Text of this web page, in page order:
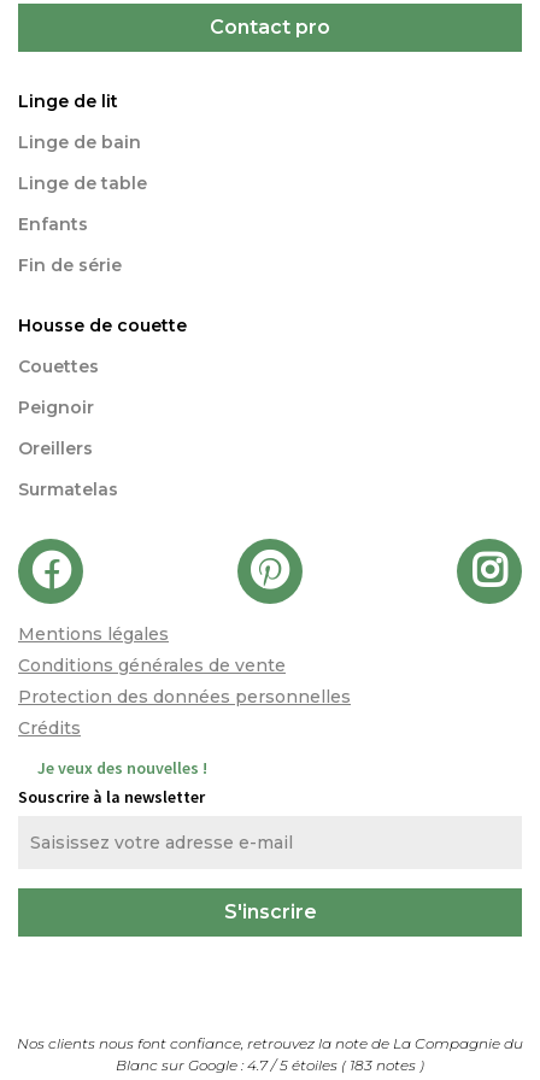
Contact pro
Linge de lit
Linge de bain
Linge de table
Enfants
Fin de série
Housse de couette
Couettes
Peignoir
Oreillers
Surmatelas
Mentions légales
Conditions générales de vente
Protection des données personnelles
Crédits
Je veux des nouvelles !
Souscrire à la newsletter
Nos clients nous font confiance, retrouvez la note de La Compagnie du
Blanc sur Google : 4.7/5 étoiles ( 183 notes )